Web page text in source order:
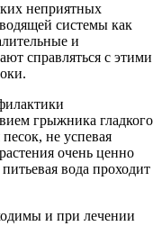
неприятных
системы как
и
справляться с этими
грыжника гладкого
не успевая
очень ценно
вода проходит
и при лечении